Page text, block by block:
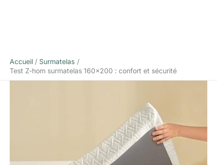
Accueil
Surmatelas
Test Z-hom surmatelas 160×200 : confort et sécurité